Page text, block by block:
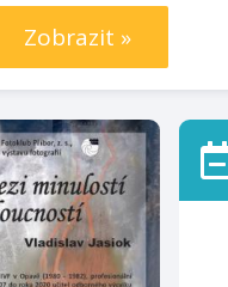
Zobrazit »